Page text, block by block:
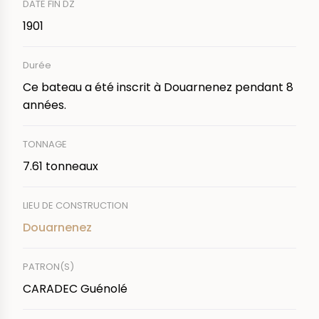
DATE FIN DZ
1901
Durée
Ce bateau a été inscrit à Douarnenez pendant 8
années.
TONNAGE
7.61 tonneaux
LIEU DE CONSTRUCTION
Douarnenez
PATRON(S)
CARADEC Guénolé